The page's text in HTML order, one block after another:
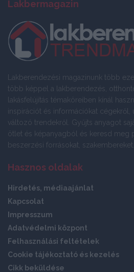
Lakbermagazin
Lakberendezési magazinunk több
több képpel a lakberendezés,
lakásfelújítás témaköreiben kínál
inspirációt és információkat
változó trendekről. Gyűjts anyagot
ötlet és képanyagból és keresd meg
beszerzési forrásokat, szakembereket.
Hasznos oldalak
Hirdetés, médiaajánlat
Kapcsolat
Impresszum
Adatvédelmi központ
Felhasználási feltételek
Cookie tájékoztató és kezelés
Cikk beküldése